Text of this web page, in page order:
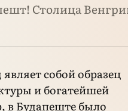
Столица
собой образец
и богатейшей
в Будапеште было